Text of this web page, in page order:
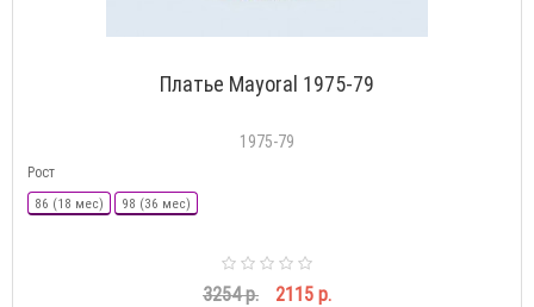
Платье Mayoral 1975-79
1975-79
Рост
86 (18 мес) 98 (36 мес)
3254 р. 2115 р.